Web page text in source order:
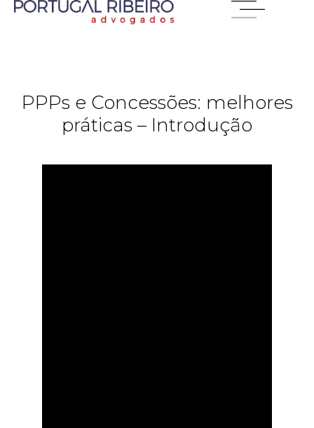
PPPs e Concessões: melhores
práticas – Introdução